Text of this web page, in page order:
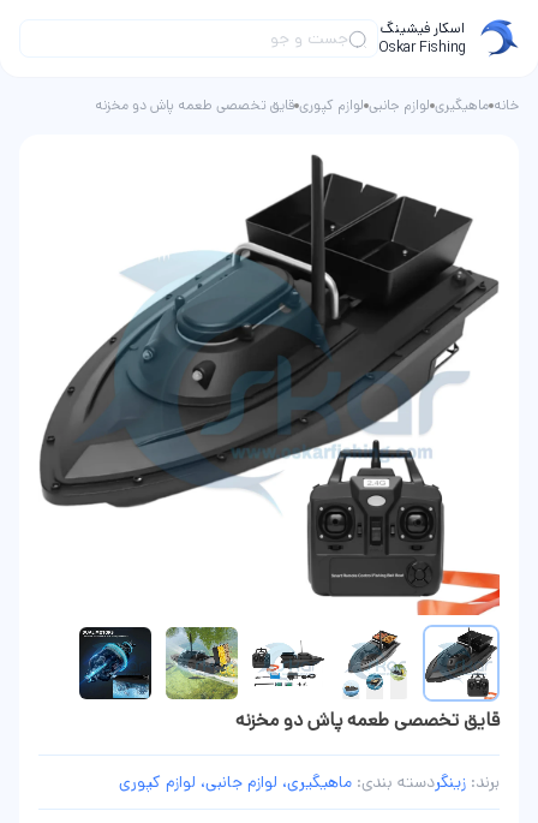
اسکار فیشینگ
Oskar Fishing
خانه ماهیگیری لوازم جانبی لوازم کپوری قایق تخصصی طعمه پاش دو مخزنه
قایق تخصصی طعمه پاش دو مخزنه
برند: زینگردسته بندی: ماهیگیری، لوازم جانبی، لوازم کپوری